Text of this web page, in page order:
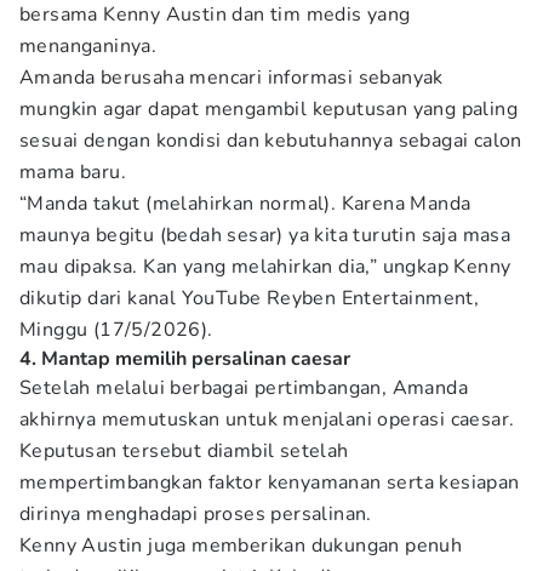
bersama Kenny Austin dan tim medis yang
menanganinya.
Amanda berusaha mencari informasi sebanyak
mungkin agar dapat mengambil keputusan yang paling
sesuai dengan kondisi dan kebutuhannya sebagai calon
mama baru.
“Manda takut (melahirkan normal). Karena Manda
maunya begitu (bedah sesar) ya kita turutin saja masa
mau dipaksa. Kan yang melahirkan dia,” ungkap Kenny
dikutip dari kanal YouTube Reyben Entertainment,
Minggu (17/5/2026).
4. Mantap memilih persalinan caesar
Setelah melalui berbagai pertimbangan, Amanda
akhirnya memutuskan untuk menjalani operasi caesar.
Keputusan tersebut diambil setelah
mempertimbangkan faktor kenyamanan serta kesiapan
dirinya menghadapi proses persalinan.
Kenny Austin juga memberikan dukungan penuh